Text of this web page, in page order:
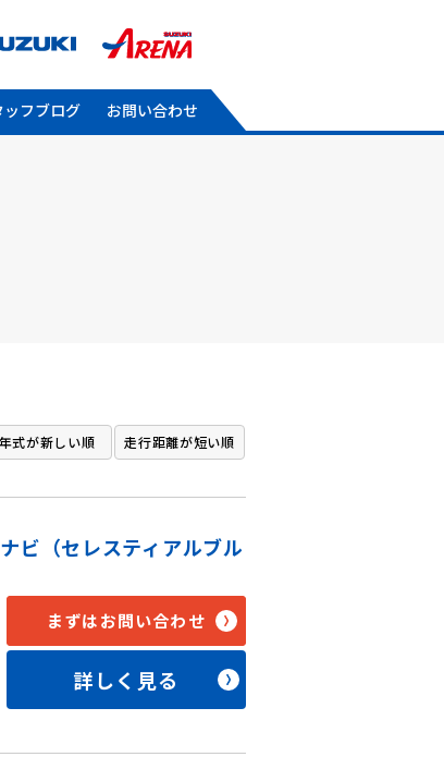
ッフブログ お問い合わせ
年式が新しい順 走行距離が短い順
（セレスティアルブル
まずはお問い合わせ
詳しく見る